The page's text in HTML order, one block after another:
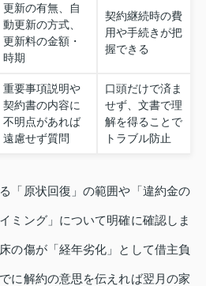
更新の有無、自
動更新の方式、
更新料の金額・
時期
契約継続時の費
用や手続きが把
握できる
重要事項説明や
契約書の内容に
不明点があれば
遠慮せず質問
口頭だけで済ま
せず、文書で理
解を得ることで
トラブル防止
「原状回復」の範囲や「違約金の
ミング」について明確に確認しま
の傷が「経年劣化」として借主負
に解約の意思を伝えれば翌月の家